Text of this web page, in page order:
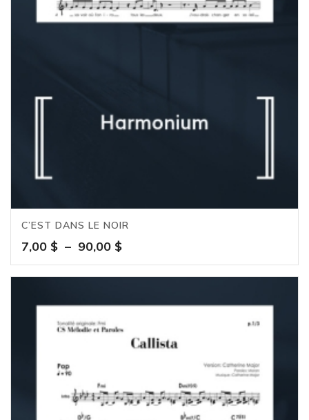
C’EST DANS LE NOIR
7,00 $ – 90,00 $Plage
de
prix :
à
90,00 $